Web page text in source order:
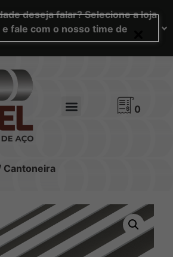
deseja falar? Selecione a loja
fale com o nosso time de
0
Cantoneira